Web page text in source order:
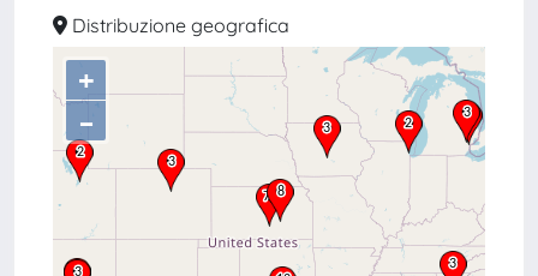
Distribuzione geografica
+
–